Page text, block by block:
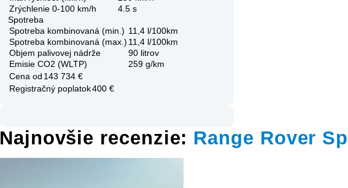
Zrýchlenie 0-100 km/h
4.5 s
Spotreba
Spotreba kombinovaná (min.) 11,4 l/100km
Spotreba kombinovaná (max.) 11,4 l/100km
Objem palivovej nádrže
90 litrov
Emisie CO2 (WLTP)
259 g/km
Cena od 143 734 €
Registračný poplatok400 €
Najnovšie recenzie: Range Rover